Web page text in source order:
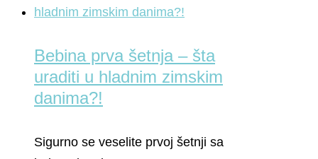
Bebina prva šetnja – šta
uraditi u hladnim zimskim
danima?!
Sigurno se veselite prvoj šetnji sa